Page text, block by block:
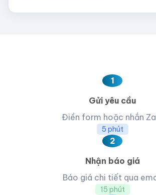
1
Gửi yêu cầu
Điền form hoặc nhắn
5 phút
2
Nhận báo giá
Báo giá chi tiết qua
15 phút